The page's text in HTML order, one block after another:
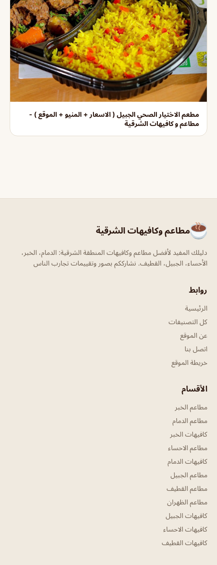
مطعم الاختيار الصحي الجبيل ( الاسعار + المنيو + الموقع ) -
مطاعم و كافيهات الشرقية
مطاعم وكافيهات الشرقية
دليلك المفيد لأفضل مطاعم وكافيهات المنطقة الشرقية: الدمام، الخبر،
الأحساء، الجبيل، القطيف. نشارككم بصور وتقييمات تجارب الناس
روابط
الرئيسية
كل التصنيفات
عن الموقع
اتصل بنا
خريطة الموقع
الأقسام
مطاعم الخبر
مطاعم الدمام
كافيهات الخبر
مطاعم الاحساء
كافيهات الدمام
مطاعم الجبيل
مطاعم القطيف
مطاعم الظهران
كافيهات الجبيل
كافيهات الاحساء
كافيهات القطيف